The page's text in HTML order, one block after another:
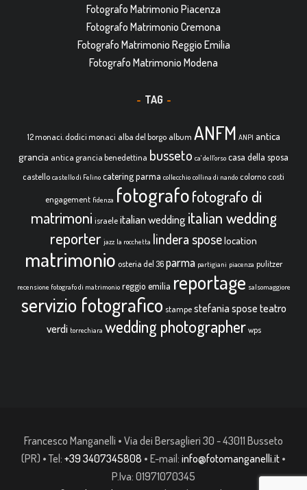
Fotografo Matrimonio Piacenza
Fotografo Matrimonio Cremona
Fotografo Matrimonio Reggio Emilia
Fotografo Matrimonio Modena
TAG
12 monaci. dodici monaci alba del borgo album ANFM ANPI antica
grancia antica grancia benedettina busseto ca' dell'orso casa della sposa
castello castello di Felino catering parma collecchio collina di nando colorno costi
engagement fidenza fotografofotografo di
matrimoni israele italian wedding italian wedding
reporter jazz la rocchetta lindera sposelocation
matrimonio osteria del 36parma partigiani piacenza pulitzer
recensione fotografo di matrimonio reggio emilia reportage salsomaggiore
servizio fotografico stampe stefania spose teatro
verdi torrechiara wedding photographer wps
Francesco Manganelli • Via dei Bersaglieri 30 - 43011 Busseto
(PR) • Tel: +39 3407345808 • E-mail: info@fotomanganelli.it •
P.Iva: 01971070345